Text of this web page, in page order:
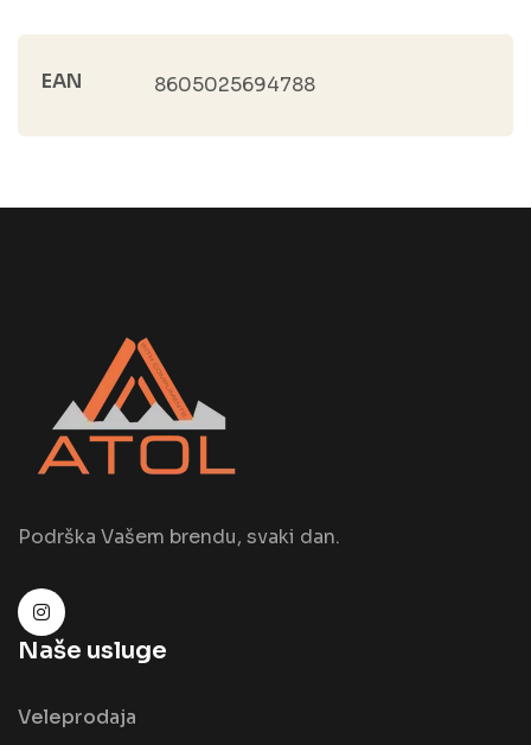
EAN 8605025694788
Podrška Vašem brendu, svaki dan.
Naše usluge
Veleprodaja